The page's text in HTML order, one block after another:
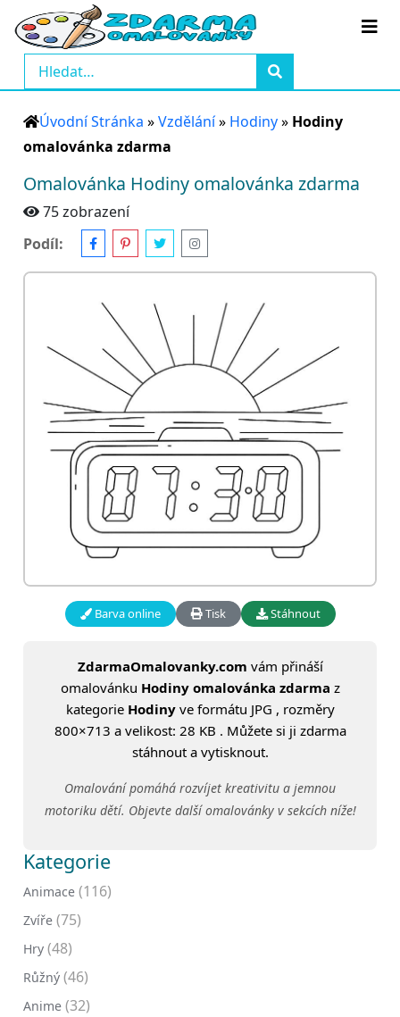
Úvodní Stránka »Vzdělání» Hodiny» Hodiny
omalovánka zdarma
Omalovánka Hodiny omalovánka zdarma
75 zobrazení
Podíl:
Barva online Tisk Stáhnout
ZdarmaOmalovanky.com vám přináší
omalovánku Hodiny omalovánka zdarma z
kategorie Hodinyve formátu JPG , rozměry
800×713 a velikost: 28 KB . Můžete si ji zdarma
stáhnout a vytisknout.
Omalování pomáhá rozvíjet kreativitu a jemnou
motoriku dětí. Objevte další omalovánky v sekcích níže!
Kategorie
Animace (116)
Zvíře (75)
Hry (48)
Růžný (46)
Anime (32)